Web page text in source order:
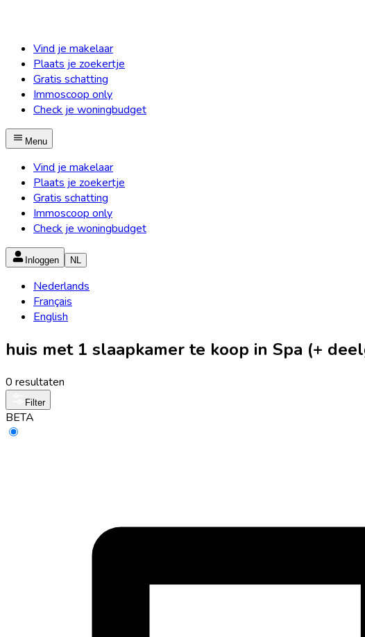
Vind je makelaar
Plaats je zoekertje
Gratis schatting
Immoscoop only
Check je woningbudget
Menu
Vind je makelaar
Plaats je zoekertje
Gratis schatting
Immoscoop only
Check je woningbudget
Inloggen NL
Nederlands
Français
English
huis met 1 slaapkamer te koop in Spa (+
0 resultaten
Filter
BETA